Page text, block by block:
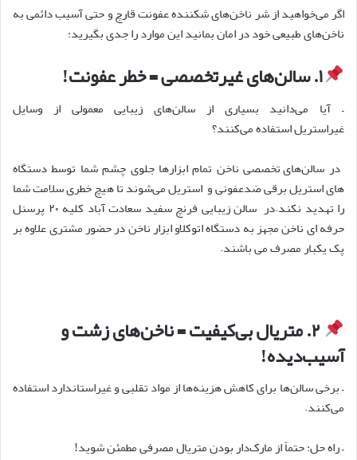
اگر میخواهید از شر ناخنهای شکننده عفونت قارچ و حتی آسیب دائمی به
ناخنهای طبیعی خود در امان بمانید این موارد را جدی بگیرید:
۱.سالنهای غیرتخصصی = خطر عفونت!
– آیا میدانید بسیاری از سالنهای زیبایی معمولی از وسایل
غیراستریل استفاده میکنند؟
در سالنهای تخصصی ناخن تمام ابزارها جلوی چشم شما توسط دستگاه
های استریل برقی ضدعفونی و استریل میشوند تا هیچ خطری سلامت شما
را تهدید نکند.در سالن زیبایی فرنچ سفید سعادت آباد کلیه ۲۰ پرسنل
حرفه ای ناخن مجهز به دستگاه اتوکلاو ابزار ناخن در حضور مشتری علاوه بر
پک یکبار مصرف می باشند.
۲.متریال بیکیفیت = ناخنهای زشت و
آسیبدیده!
–برخی سالنها برای کاهش هزینهها از مواد تقلبی و غیراستاندارد استفاده
میکنند.
–راه حل: حتماً از مارکدار بودن متریال مصرفی مطمئن شوید!